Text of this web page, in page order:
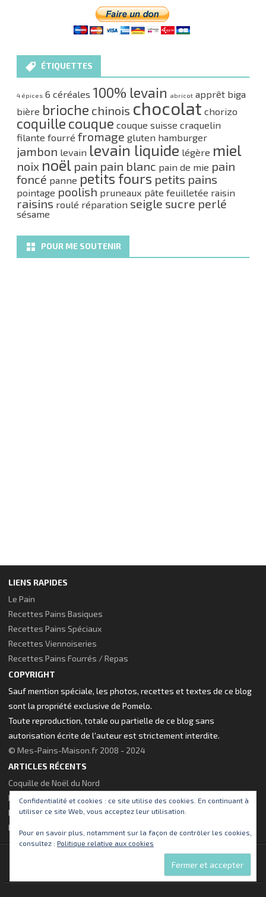
ÉTIQUETTES
4 épices 6 céréales 100% levain abricot apprêt biga
bière brioche chinois chocolat chorizo
coquille couque couque suisse craquelin
filante fourré fromage gluten hamburger
jambon levain levain liquide légère miel
noix noël pain pain blanc pain de mie pain
foncé panne petits fours petits pains
pointage poolish pruneaux pâte feuilletée raisin
raisins roulé réparation seigle sucre perlé
sésame
POUR ME SOUTENIR
Confidentialité et cookies : ce site utilise des cookies. En continuant à
utiliser ce site Web, vous acceptez leur utilisation.
Pour en savoir plus, notamment sur la façon de contrôler les cookies,
consultez : Politique relative aux cookies
LIENS RAPIDES
Le Pain
Recettes Pains Basiques
Recettes Pains Spéciaux
Recettes Viennoiseries
Recettes Pains Fourrés / Repas
COPYRIGHT
Sauf mention spéciale, les photos, recettes et textes de ce blog
sont la propriété exclusive de Pomelo.
Toute reproduction, totale ou partielle de ce blog sans
autorisation écrite de l'auteur est strictement interdite.
© Mes-Pains-Maison.fr 2008 - 2024
ARTICLES RÉCENTS
Coquille de Noël du Nord
Brioche à la fleur d’oranger
Pains Poêlés pour le gouter
Nouveau thème visuel pour le site !